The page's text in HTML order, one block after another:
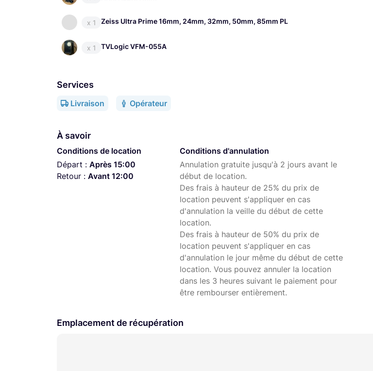
1x Bras Magique
2x attaches rapides (Cinelock)
Se référer au produits de la boutique pour plus de détails.
x 1 Zeiss Ultra Prime 16mm, 24mm, 32mm, 50mm, 85mm PL
x 1 TVLogic VFM-055A
Services
Livraison Opérateur
À savoir
Conditions de location
Départ : Après 15:00
Retour : Avant 12:00
Conditions d'annulation
Annulation gratuite jusqu'à 2 jours avant le
début de location.
Des frais à hauteur de 25% du prix de
location peuvent s'appliquer en cas
d'annulation la veille du début de cette
location.
Des frais à hauteur de 50% du prix de
location peuvent s'appliquer en cas
d'annulation le jour même du début de cette
location. Vous pouvez annuler la location
dans les 3 heures suivant le paiement pour
être rembourser entièrement.
Emplacement de récupération